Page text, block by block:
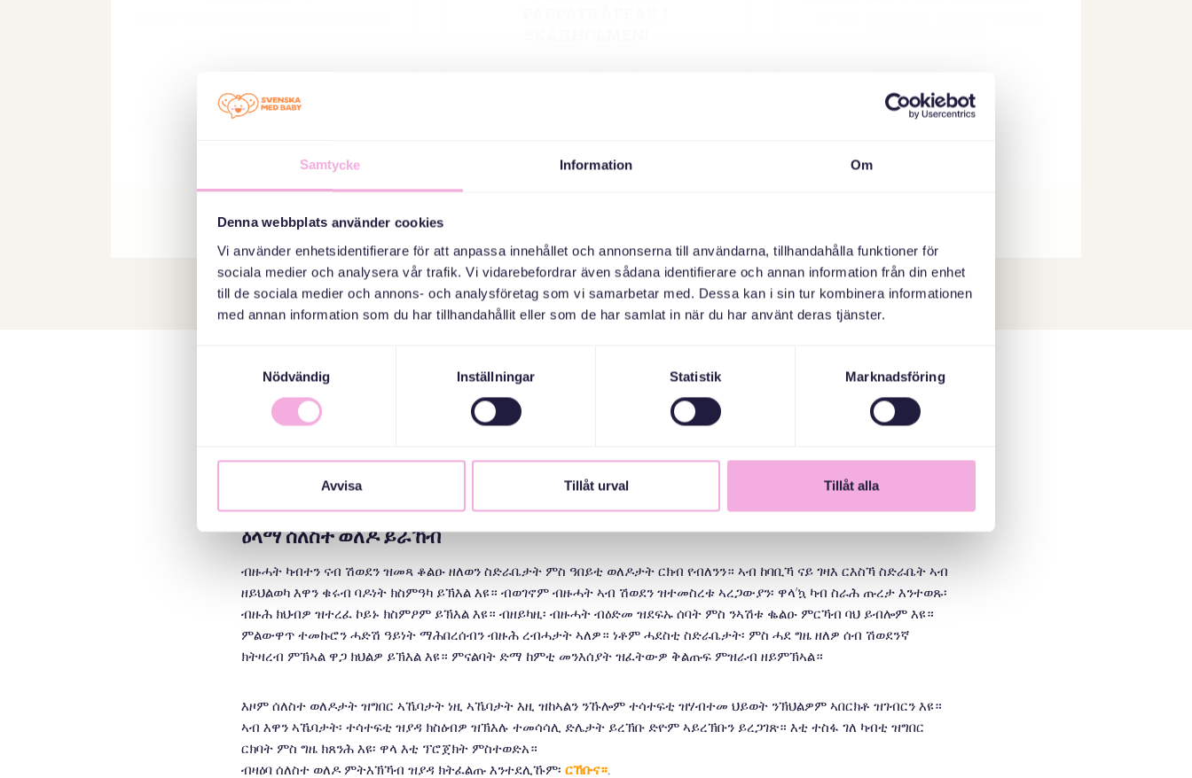
Samtycke Information Om
Denna webbplats använder cookies
Vi använder enhetsidentifierare för att anpassa innehållet och annonserna till användarna, tillhandahålla funktioner för
sociala medier och analysera vår trafik. Vi vidarebefordrar även sådana identifierare och annan information från din enhet
till de sociala medier och annons- och analysföretag som vi samarbetar med. Dessa kan i sin tur kombinera informationen
med annan information som du har tillhandahållit eller som de har samlat in när du har använt deras tjänster.
Nödvändig
Inställningar Statistik Marknadsföring
Avvisa Tillåt urval Tillåt alla
Här möts föräldralediga med små barn som är nya i Sverige, etablerade föräldrar från Sverige med sina barn samt
seniorer. Vi börjar alltid med en presentation, så att alla känner sig riktigt välkomna. Ibland åker vi till ett museum.
Andra gånger stannar vi i möteslokalen och samtalar kring olika teman som berör allt från fritid till traditioner och
ብዙሓት ካብተን ናብ ሽወደን ዝመጻ ቆልዑ ዘለወን ስድራቤታት ምስ ዓበይቲ ወለዶታት ርክብ የብለንን። ኣብ ከባቢኻ ናይ ገዛእ ርእስኻ ስድራቤት ኣብ
ብዙሕ ክህብዎ ዝተረፈ ኮይኑ ክስምዖም ይኽእል እዩ። ብዘይካዚ፡ ብዙሓት ብዕድመ ዝደፍኡ ሰባት ምስ ንኣሽቱ ቈልዑ ምርኻብ ባህ ይብሎም እዩ።
ምልውዋጥ ተመኩሮን ሓድሽ ዓይነት ማሕበረሰብን ብዙሕ ረብሓታት ኣለዎ። ነቶም ሓደስቲ ስድራቤታት፡ ምስ ሓደ ግዜ ዘለዎ ሰብ ሽወደንኛ
ክትዛረብ ምኽኣል ዋጋ ክህልዎ ይኽእል እዩ። ምናልባት ድማ ከምቲ መንእሰያት ዝፈትውዎ ቅልጡፍ ምዝራብ ዘይምኽኣል።
ርክባት ምስ ግዜ ክጸንሕ እዩ፡ ዋላ እቲ ፕሮጀክት ምስተወድአ።
ብዛዕባ ሰለስተ ወለዶ ምትእኽኻብ ዝያዳ ክትፈልጡ እንተደሊኹም፡ ርኸቡና። .